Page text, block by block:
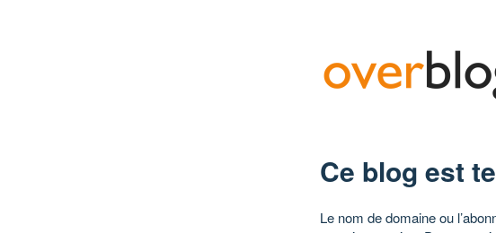
Ce blog est
Le nom de domaine ou